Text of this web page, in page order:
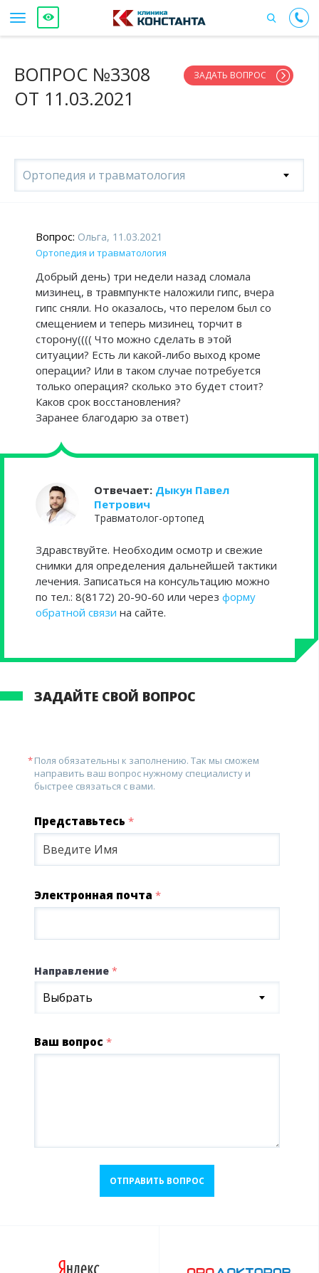
ВОПРОС №3308
ОТ 11.03.2021
ЗАДАТЬ ВОПРОС
Ортопедия и травматология
Вопрос: Ольга, 11.03.2021
Ортопедия и травматология
Добрый день) три недели назад сломала
мизинец, в травмпункте наложили гипс, вчера
гипс сняли. Но оказалось, что перелом был со
смещением и теперь мизинец торчит в
сторону(((( Что можно сделать в этой
ситуации? Есть ли какой-либо выход кроме
операции? Или в таком случае потребуется
только операция? сколько это будет стоит?
Каков срок восстановления?
Заранее благодарю за ответ)
Отвечает: Дыкун Павел
Петрович
Травматолог-ортопед
Здравствуйте. Необходим осмотр и свежие
снимки для определения дальнейшей тактики
лечения. Записаться на консультацию можно
по тел.: 8(8172) 20-90-60 или через форму
обратной связи на сайте.
ЗАДАЙТЕ СВОЙ ВОПРОС
Поля обязательны к заполнению. Так мы сможем
направить ваш вопрос нужному специалисту и
быстрее связаться с вами.
Представьтесь *
Электронная почта *
Направление *
Выбрать
Ваш вопрос *
ОТПРАВИТЬ ВОПРОС